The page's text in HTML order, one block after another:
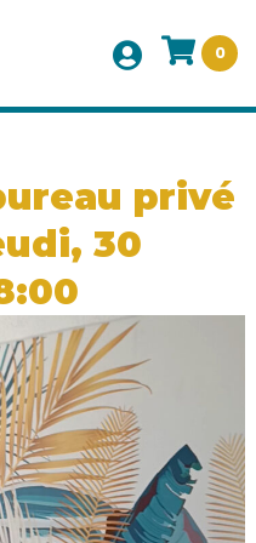
0
privé
30